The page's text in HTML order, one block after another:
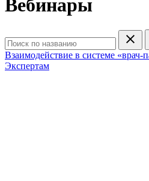
Вебинары
Взаимодействие в системе «врач-
Экспертам